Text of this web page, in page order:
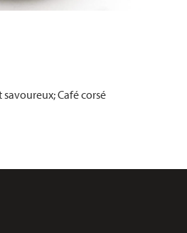
Café corsé